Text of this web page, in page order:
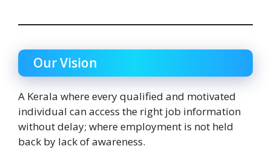
Our Vision
A Kerala where every qualified and motivated
individual can access the right job information
without delay; where employment is not held
back by lack of awareness.